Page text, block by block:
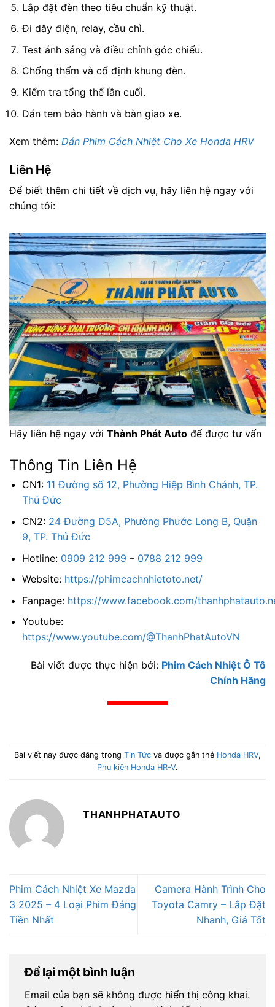
Lắp đặt đèn theo tiêu chuẩn kỹ thuật.
Đi dây điện, relay, cầu chì.
Test ánh sáng và điều chỉnh góc chiếu.
Chống thấm và cố định khung đèn.
Kiểm tra tổng thể lần cuối.
Dán tem bảo hành và bàn giao xe.
Xem thêm: Dán Phim Cách Nhiệt Cho Xe Honda HRV
Liên Hệ
Để biết thêm chi tiết về dịch vụ, hãy liên hệ ngay với
chúng tôi:
Hãy liên hệ ngay với Thành Phát Auto để được tư vấn
Thông Tin Liên Hệ
CN1: 11 Đường số 12, Phường Hiệp Bình Chánh, TP.
Thủ Đức
CN2: 24 Đường D5A, Phường Phước Long B, Quận
9, TP. Thủ Đức
Hotline: 0909 212 999 – 0788 212 999
Website: https://phimcachnhietoto.net/
Fanpage: https://www.facebook.com/
Youtube:
https://www.youtube.com/@ThanhPhatAutoVN
Bài viết được thực hiện bởi: Phim Cách Nhiệt Ô Tô
Chính Hãng
Bài viết này được đăng trong Tin Tức và được gắn thẻ Honda HRV,
Phụ kiện Honda HR-V.
THANHPHATAUTO
Phim Cách Nhiệt Xe Mazda
3 2025 – 4 Loại Phim Đáng
Tiền Nhất
Camera Hành Trình Cho
Toyota Camry – Lắp Đặt
Nhanh, Giá Tốt
Để lại một bình luận
Email của bạn sẽ không được hiển thị công khai.